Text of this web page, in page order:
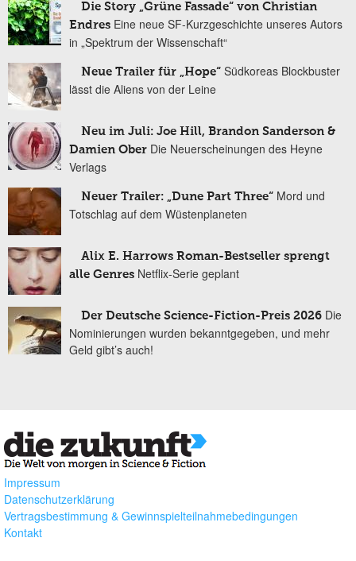
Die Story „Grüne Fassade“ von Christian
Endres Eine neue SF-Kurzgeschichte unseres Autors
in „Spektrum der Wissenschaft“
Neue Trailer für „Hope“ Südkoreas Blockbuster
lässt die Aliens von der Leine
Neu im Juli: Joe Hill, Brandon Sanderson &
Damien Ober Die Neuerscheinungen des Heyne
Verlags
Neuer Trailer: „Dune Part Three“ Mord und
Totschlag auf dem Wüstenplaneten
Alix E. Harrows Roman-Bestseller sprengt
alle Genres Netflix-Serie geplant
Der Deutsche Science-Fiction-Preis 2026 Die
Nominierungen wurden bekanntgegeben, und mehr
Geld gibt’s auch!
Impressum
Datenschutzerklärung
Vertragsbestimmung & Gewinnspielteilnahmebedingungen
Kontakt